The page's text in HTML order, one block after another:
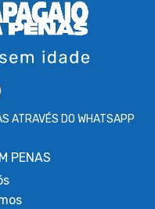
ATRAVÉS DO WHATSAPP
PENAS